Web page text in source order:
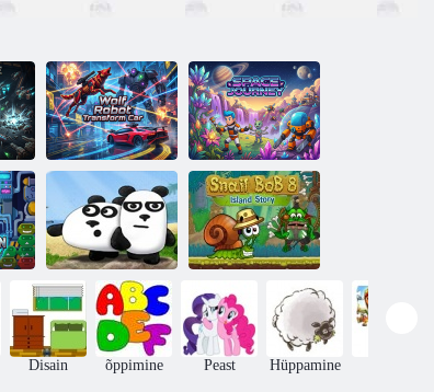
Wolf Robot
Transform Car
Kosmosereis
3 pandat
Tigu bob 8:
saare lugu
Disain õppimine Peast Hüppamine